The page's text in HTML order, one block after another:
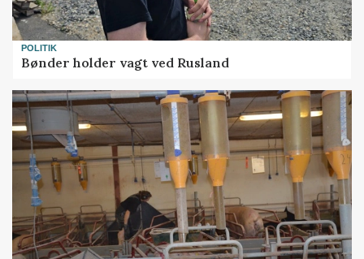
POLITIK
Bønder holder vagt ved Rusland